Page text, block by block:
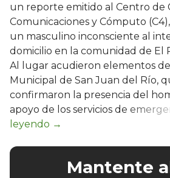
un reporte emitido al Centro de
Comunicaciones y Cómputo
un masculino inconsciente al
domicilio en la comunidad de El
Al lugar acudieron elementos
Municipal de San Juan del Río,
confirmaron la presencia del
apoyo de los servicios de
Mantente